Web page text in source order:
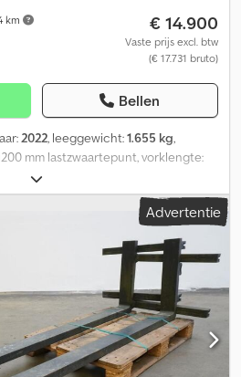
km € 14.900
Vaste prijs excl. btw
(€ 17.731 bruto)
Bellen
2022, leeggewicht:1.655 kg,
mm lastzwaartepunt, vorklengte:
mm, openingsbereik: 1340-2290 mm,
162 mm, eigen zwaartepunt:
6-voudige palletklem SPK 80 C2, met
met 2 vorken:
vorken zonder extra
beschermrooster 1500 mm boven
mm, afzonderlijk, ISO IV, speciale
zijschuiver onderaan met rollenlager,
twee vrije extra hydrauliekfuncties
of 6 pallets. Draagbreedte van de
2350 mm, lastzwaartepunt: 1200 mm,
Advertentie